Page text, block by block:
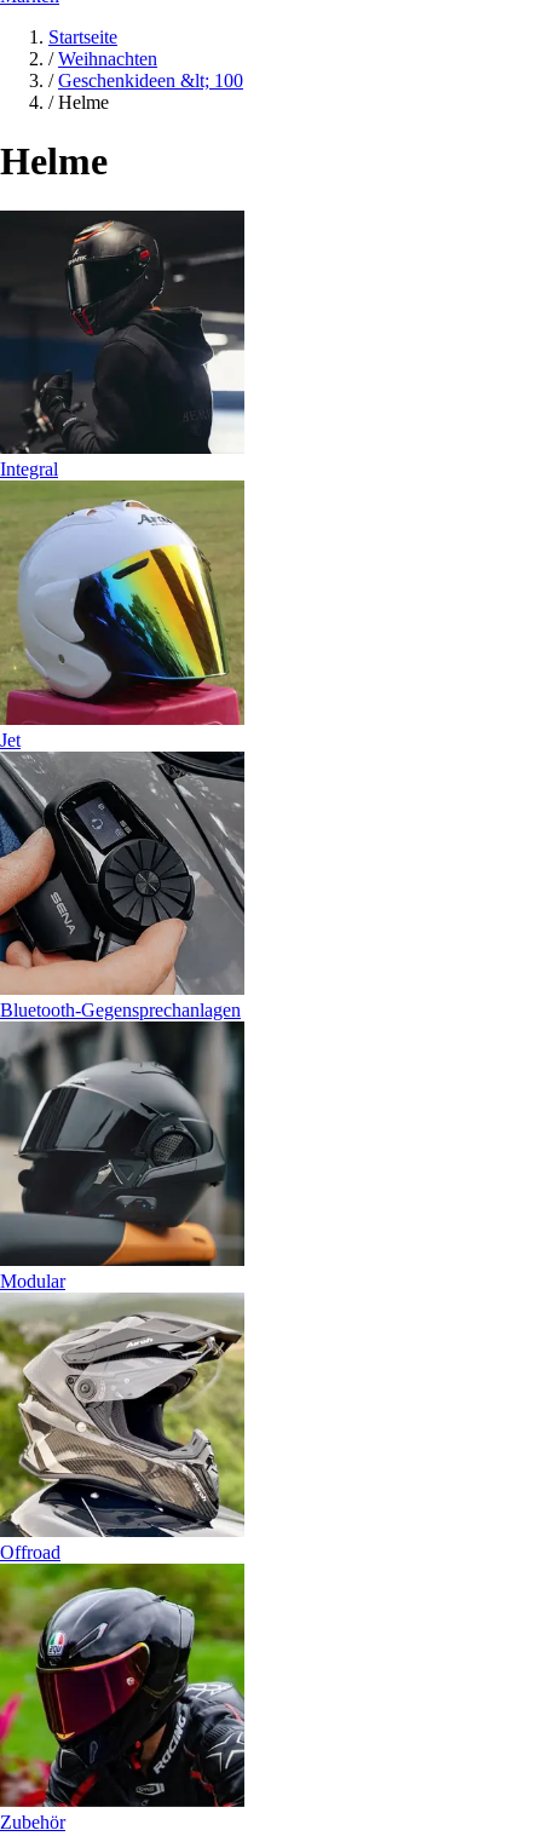
Startseite
/ Weihnachten
/ Geschenkideen &lt; 100
/ Helme
Helme
Integral
Jet
Bluetooth-Gegensprechanlagen
Modular
Offroad
Zubehör